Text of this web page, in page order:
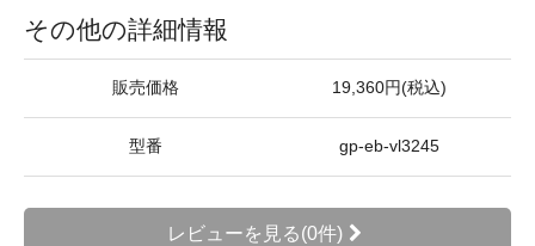
その他の詳細情報
販売価格 19,360円(税込)
型番 gp-eb-vl3245
レビューを見る(0件)